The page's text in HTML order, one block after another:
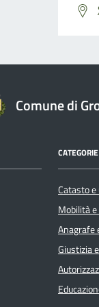
Comune di
Catasto
Mobilità
Anagrafe
Giustizia